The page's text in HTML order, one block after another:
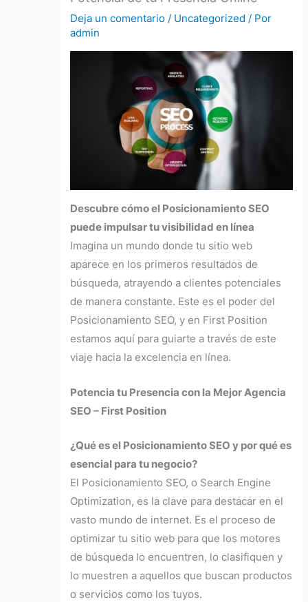
Deja un comentario / Uncategorized / Por
admin
Descubre cómo el Posicionamiento SEO
puede impulsar tu visibilidad en línea
Imagina un mundo donde tu sitio web
aparece en los primeros resultados de
búsqueda, atrayendo a clientes potenciales
de manera constante. Este es el poder del
Posicionamiento SEO, y en First Position
estamos aquí para guiarte a través de este
viaje hacia la excelencia en línea.
Potencia tu Presencia con la Mejor Agencia
SEO – First Position
¿Qué es el Posicionamiento SEO y por qué es
esencial para tu negocio?
El Posicionamiento SEO, o Search Engine
Optimization, es la clave para destacar en el
vasto mundo de internet. Es el proceso de
optimizar tu sitio web para que los motores
de búsqueda lo encuentren, lo clasifiquen y
lo muestren a aquellos que buscan productos
o servicios como los tuyos.